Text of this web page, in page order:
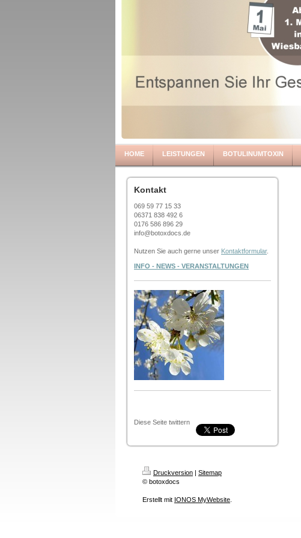
HOME LEISTUNGEN BOTULINUMTOXIN
Kontakt
069 59 77 15 33
06371 838 492 6
0176 586 896 29
info@botoxdocs.de
Nutzen Sie auch gerne unser Kontaktformular.
INFO - NEWS - VERANSTALTUNGEN
Diese Seite twittern
Druckversion | Sitemap
© botoxdocs
Erstellt mit IONOS MyWebsite